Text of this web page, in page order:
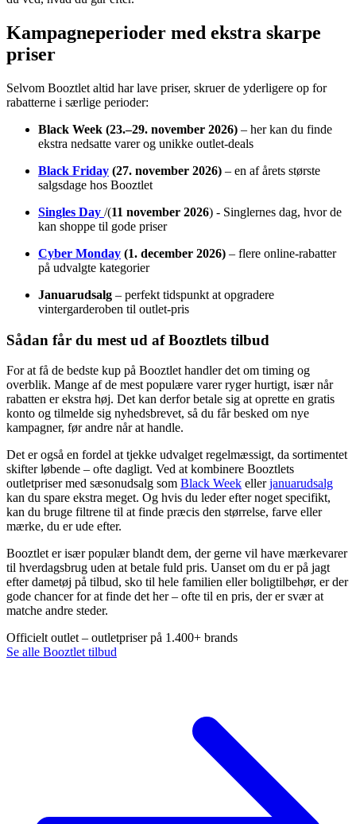
Kampagneperioder med ekstra skarpe
priser
Selvom Booztlet altid har lave priser, skruer de yderligere op for
rabatterne i særlige perioder:
Black Week (23.–29. november 2026) – her kan du finde
ekstra nedsatte varer og unikke outlet-deals
Black Friday (27. november 2026) – en af årets største
salgsdage hos Booztlet
Singles Day /(11 november 2026) - Singlernes dag, hvor de
kan shoppe til gode priser
Cyber Monday (1. december 2026) – flere online-rabatter
på udvalgte kategorier
Januarudsalg – perfekt tidspunkt at opgradere
vintergarderoben til outlet-pris
Sådan får du mest ud af Booztlets tilbud
For at få de bedste kup på Booztlet handler det om timing og
overblik. Mange af de mest populære varer ryger hurtigt, især når
rabatten er ekstra høj. Det kan derfor betale sig at oprette en gratis
konto og tilmelde sig nyhedsbrevet, så du får besked om nye
kampagner, før andre når at handle.
Det er også en fordel at tjekke udvalget regelmæssigt, da sortimentet
skifter løbende – ofte dagligt. Ved at kombinere Booztlets
outletpriser med sæsonudsalg som Black Week ellerjanuarudsalg
kan du spare ekstra meget. Og hvis du leder efter noget specifikt,
kan du bruge filtrene til at finde præcis den størrelse, farve eller
mærke, du er ude efter.
Booztlet er især populær blandt dem, der gerne vil have mærkevarer
til hverdagsbrug uden at betale fuld pris. Uanset om du er på jagt
efter dametøj på tilbud, sko til hele familien eller boligtilbehør, er der
gode chancer for at finde det her – ofte til en pris, der er svær at
matche andre steder.
Officielt outlet – outletpriser på 1.400+ brands
Se alle Booztlet tilbud